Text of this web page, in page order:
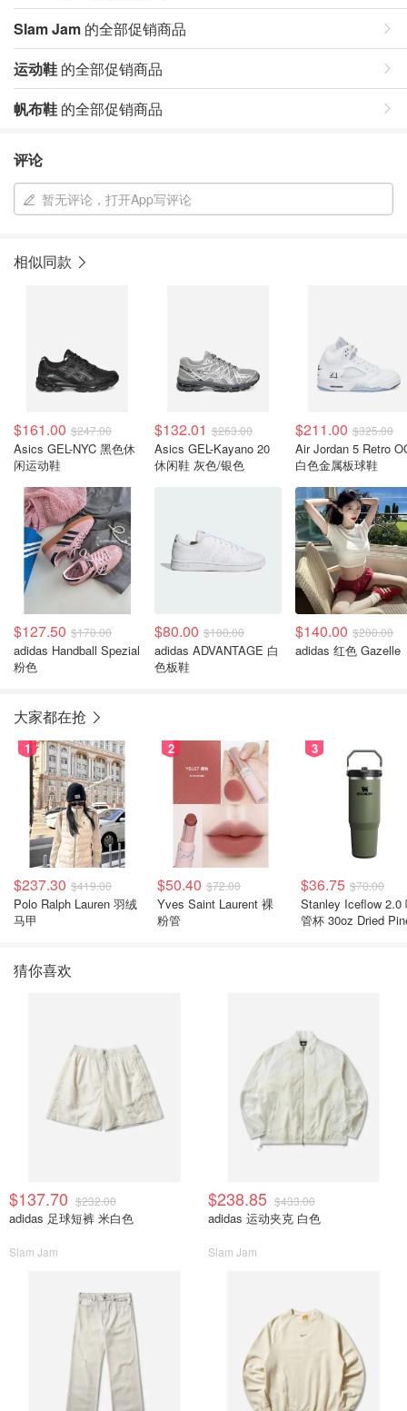
Slam Jam 的全部促销商品
运动鞋 的全部促销商品
帆布鞋 的全部促销商品
评论
暂无评论，打开App写评论
相似同款
$161.00 $247.00
Asics GEL-NYC 黑色休
闲运动鞋
$132.01 $263.00
Asics GEL-Kayano 20
休闲鞋 灰色/银色
$211.00 $325.00
Air Jordan 5 Retro
白色金属板球鞋
$127.50 $170.00
adidas Handball Spezial
粉色
$80.00 $100.00
adidas ADVANTAGE 白
色板鞋
$140.00 $200.00
adidas 红色 Gazelle
大家都在抢
1
$237.30 $419.00
Polo Ralph Lauren 羽绒
马甲
2
$50.40 $72.00
Yves Saint Laurent 裸
粉管
3
$36.75 $70.00
Stanley Iceflow 2.0 吸
管杯 30oz Dried
猜你喜欢
$137.70 $232.00
adidas 足球短裤 米白色
Slam Jam
$238.85 $433.00
adidas 运动夹克 白色
Slam Jam